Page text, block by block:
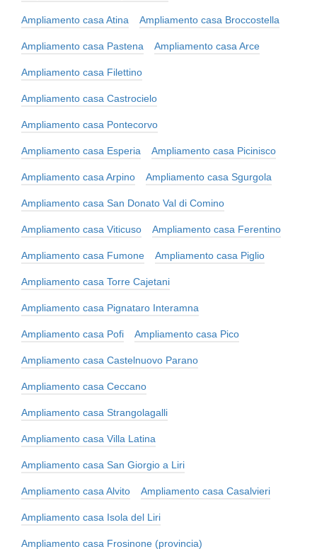
Ampliamento casa Atina Ampliamento casa Broccostella
Ampliamento casa Pastena Ampliamento casa Arce
Ampliamento casa Filettino
Ampliamento casa Castrocielo
Ampliamento casa Pontecorvo
Ampliamento casa Esperia Ampliamento casa Picinisco
Ampliamento casa Arpino Ampliamento casa Sgurgola
Ampliamento casa San Donato Val di Comino
Ampliamento casa Viticuso Ampliamento casa Ferentino
Ampliamento casa Fumone Ampliamento casa Piglio
Ampliamento casa Torre Cajetani
Ampliamento casa Pignataro Interamna
Ampliamento casa Pofi Ampliamento casa Pico
Ampliamento casa Castelnuovo Parano
Ampliamento casa Ceccano
Ampliamento casa Strangolagalli
Ampliamento casa Villa Latina
Ampliamento casa San Giorgio a Liri
Ampliamento casa Alvito Ampliamento casa Casalvieri
Ampliamento casa Isola del Liri
Ampliamento casa Frosinone (provincia)